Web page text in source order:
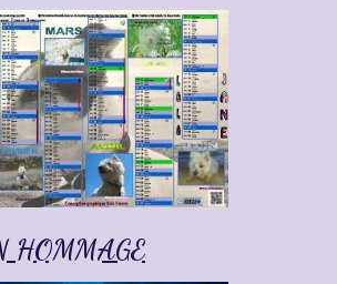
HOMMAGE